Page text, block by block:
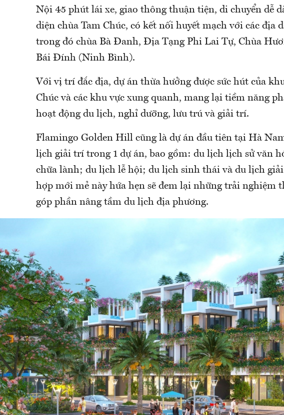
Nội 45 phút lái xe, giao thông thuận tiện, di chuyển dễ
diện chùa Tam Chúc, có kết nối huyết mạch với các địa
trong đó chùa Bà Đanh, Địa Tạng Phi Lai Tự, Chùa
Bái Đính (Ninh Bình).
Với vị trí đắc địa, dự án thừa hưởng được sức hút của
Chúc và các khu vực xung quanh, mang lại tiềm năng
hoạt động du lịch, nghỉ dưỡng, lưu trú và giải trí.
Flamingo Golden Hill cũng là dự án đầu tiên tại Hà
lịch giải trí trong 1 dự án, bao gồm: du lịch lịch sử văn
chữa lành; du lịch lễ hội; du lịch sinh thái và du lịch
hợp mới mẻ này hứa hẹn sẽ đem lại những trải nghiệm
góp phần nâng tầm du lịch địa phương.